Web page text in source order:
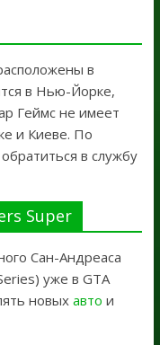
в
в Нью-Йорке,
Геймс не имеет
и Киеве. По
в службу
Super
Сан-Андреаса
уже в GTA
новых авто и